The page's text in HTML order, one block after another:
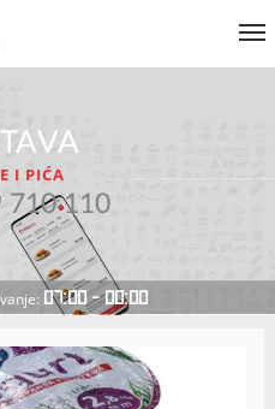
I PIĆA
710 110
07:00 - 00:00